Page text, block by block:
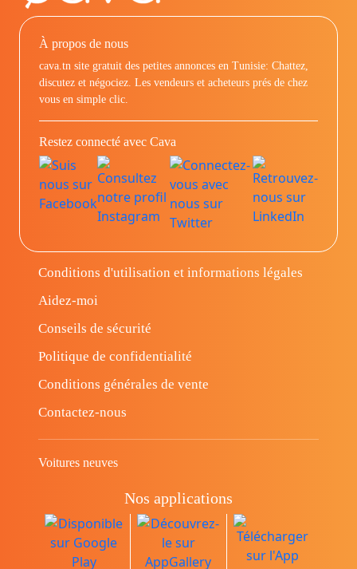
À propos de nous
cava.tn site gratuit des petites annonces en Tunisie: Chattez,
discutez et négociez. Les vendeurs et acheteurs prés de chez
vous en simple clic.
Restez connecté avec Cava
Conditions d'utilisation et informations légales
Aidez-moi
Conseils de sécurité
Politique de confidentialité
Conditions générales de vente
Contactez-nous
Voitures neuves
Nos applications